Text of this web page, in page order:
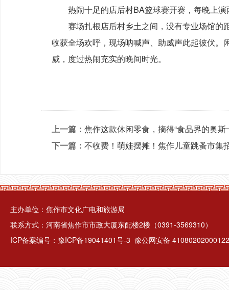
热闹十足的店后村BA篮球赛开赛，每晚上演
赛场扎根店后村乡土之间，没有专业场馆的
收获全场欢呼，现场呐喊声、助威声此起彼伏
威，度过热闹充实的晚间时光。
上一篇： 焦作这款休闲零食，摘得“食品界的奥斯
下一篇： 不收费！萌娃摆摊！焦作儿童跳蚤市集
主办单位：焦作市文化广电和旅游局
联系方式：河南省焦作市市政大厦东配楼2楼（0391-3569310）
ICP备案编号： 豫ICP备19041401号-3 豫公网安备